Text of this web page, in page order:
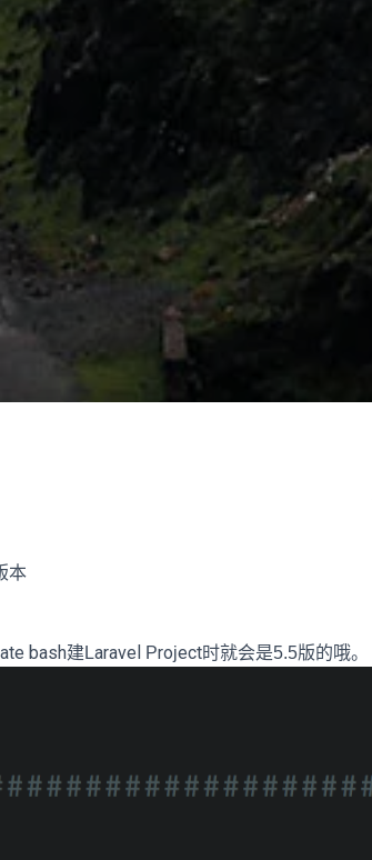
本
bash建Laravel Project时就会是5.5版的哦。